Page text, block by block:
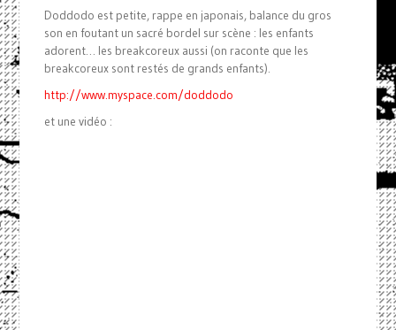
Doddodo est petite, rappe en japonais, balance du gros
son en foutant un sacré bordel sur scène : les enfants
adorent… les breakcoreux aussi (on raconte que les
breakcoreux sont restés de grands enfants).
http://www.myspace.com/doddodo
et une vidéo :